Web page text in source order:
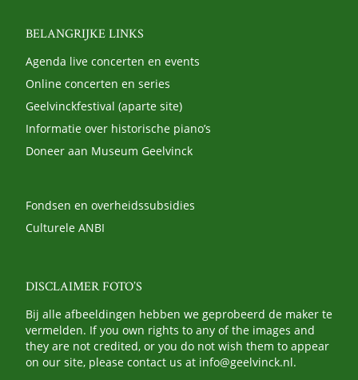
BELANGRIJKE LINKS
Agenda live concerten en events
Online concerten en series
Geelvinckfestival (aparte site)
Informatie over historische piano’s
Doneer aan Museum Geelvinck
Fondsen en overheidssubsidies
Culturele ANBI
DISCLAIMER FOTO’S
Bij alle afbeeldingen hebben we geprobeerd de maker te
vermelden. If you own rights to any of the images and
they are not credited, or you do not wish them to appear
on our site, please contact us at info@geelvinck.nl.